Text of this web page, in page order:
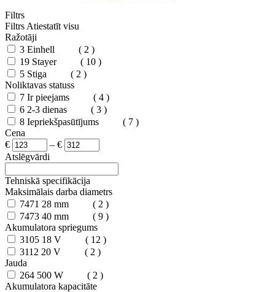
Filtrs
Filtrs Atiestatīt visu
Ražotāji
3 Einhell
( 2 )
19 Stayer
( 10 )
5 Stiga
( 2 )
Noliktavas statuss
7 Ir pieejams
( 4 )
6 2-3 dienas
( 3 )
8 Iepriekšpasūtījums
( 7 )
Cena
€
– €
Atslēgvārdi
Tehniskā specifikācija
Maksimālais darba diametrs
7471 28 mm
( 2 )
7473 40 mm
( 9 )
Akumulatora spriegums
3105 18 V
( 12 )
3112 20 V
( 2 )
Jauda
264 500 W
( 2 )
Akumulatora kapacitāte